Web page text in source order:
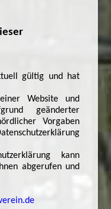
gültig und hat
Website und
geänderter
Vorgaben
kann
abgerufen und